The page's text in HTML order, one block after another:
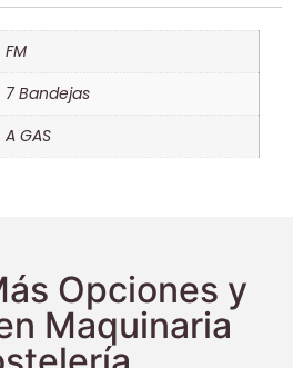
FM
7 Bandejas
A GAS
Opciones y
Maquinaria